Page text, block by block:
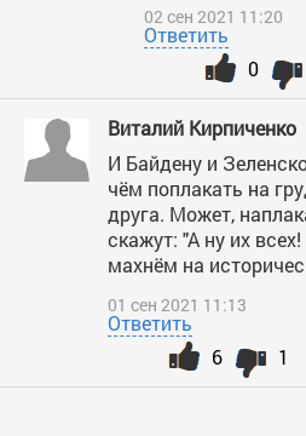
02 сен 2021 11:20
Ответить
0
Виталий Кирпиченко
И Байдену и
чём поплакать на
друга. Может,
скажут: "А ну их
махнём на
01 сен 2021 11:13
Ответить
1
6